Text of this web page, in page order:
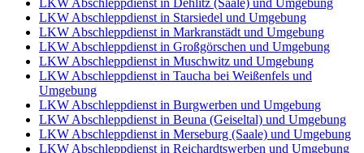
LKW Abschleppdienst in Starsiedel und Umgebung
LKW Abschleppdienst in Markranstädt und Umgebung
LKW Abschleppdienst in Großgörschen und Umgebung
LKW Abschleppdienst in Muschwitz und Umgebung
LKW Abschleppdienst in Taucha bei Weißenfels und
Umgebung
LKW Abschleppdienst in Burgwerben und Umgebung
LKW Abschleppdienst in Beuna (Geiseltal) und Umgebung
LKW Abschleppdienst in Merseburg (Saale) und Umgebung
LKW Abschleppdienst in Reichardtswerben und Umgebung